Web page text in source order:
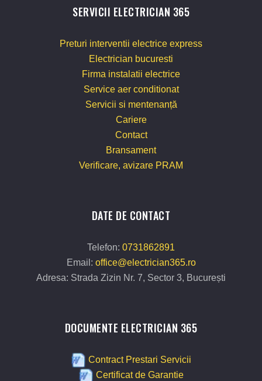
SERVICII ELECTRICIAN 365
Preturi interventii electrice express
Electrician bucuresti
Firma instalatii electrice
Service aer conditionat
Servicii si mentenanță
Cariere
Contact
Bransament
Verificare, avizare PRAM
DATE DE CONTACT
Telefon: 0731862891
Email: office@electrician365.ro
Adresa: Strada Zizin Nr. 7, Sector 3, București
DOCUMENTE ELECTRICIAN 365
Contract Prestari Servicii
Certificat de Garantie